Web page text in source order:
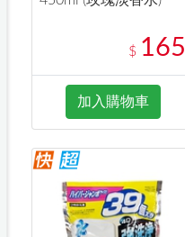
$ 165
加入購物車